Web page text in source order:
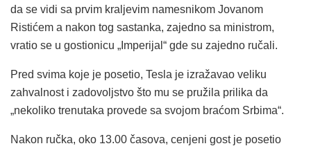
da se vidi sa prvim kraljevim namesnikom Jovanom
Ristićem a nakon tog sastanka, zajedno sa ministrom,
vratio se u gostionicu „Imperijal“ gde su zajedno ručali.
Pred svima koje je posetio, Tesla je izražavao veliku
zahvalnost i zadovoljstvo što mu se pružila prilika da
„nekoliko trenutaka provede sa svojom braćom Srbima“.
Nakon ručka, oko 13.00 časova, cenjeni gost je posetio